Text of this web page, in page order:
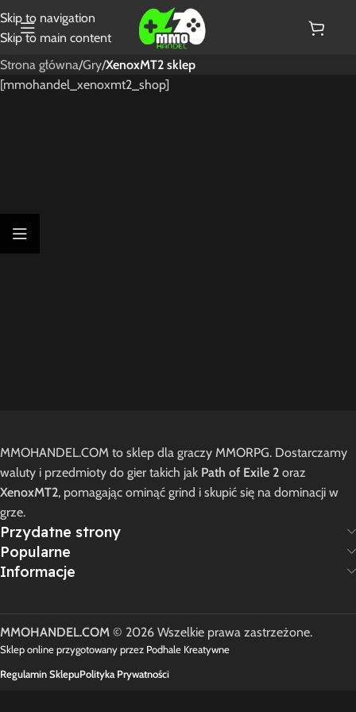
Skip to navigation
Skip to main content
Strona główna/Gry/XenoxMT2 sklep
[mmohandel_xenoxmt2_shop]
MMOHANDEL.COM to sklep dla graczy MMORPG. Dostarczamy
waluty i przedmioty do gier takich jak Path of Exile 2 oraz
XenoxMT2, pomagając ominąć grind i skupić się na dominacji w
grze.
Przydatne strony
Popularne
Informacje
MMOHANDEL.COM © 2026 Wszelkie prawa zastrzeżone.
Sklep online przygotowany przez Podhale Kreatywne
Regulamin SklepuPolityka Prywatności